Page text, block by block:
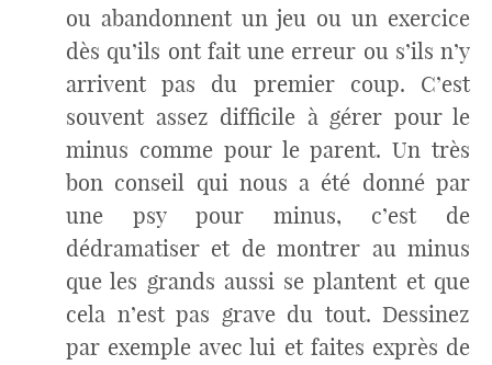
ou abandonnent un jeu ou un exercice
dès qu’ils ont fait une erreur ou s’ils n’y
arrivent pas du premier coup. C’est
souvent assez difficile à gérer pour le
minus comme pour le parent. Un très
bon conseil qui nous a été donné par
une psy pour minus, c’est de
dédramatiser et de montrer au minus
que les grands aussi se plantent et que
cela n’est pas grave du tout. Dessinez
par exemple avec lui et faites exprès de